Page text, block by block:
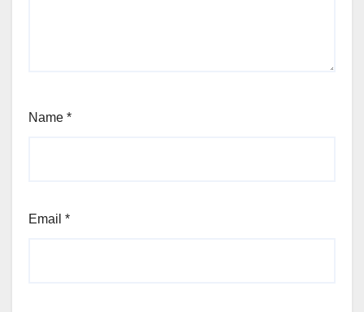
Name *
Email *